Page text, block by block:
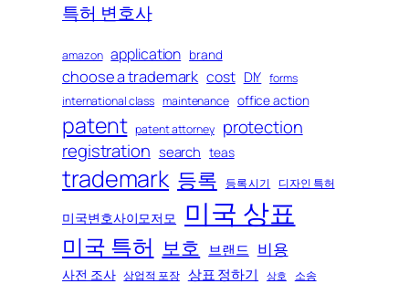
특허 변호사
amazon application brand
choose a trademark cost DIY forms
international class maintenance office action
patent patent attorney protection
registration search teas
trademark 등록 등록 시기 디자인 특허
미국변호사이모저모 미국 상표
미국 특허 보호 브랜드 비용
사전 조사 상업적 포장 상표 정하기 상호 소송